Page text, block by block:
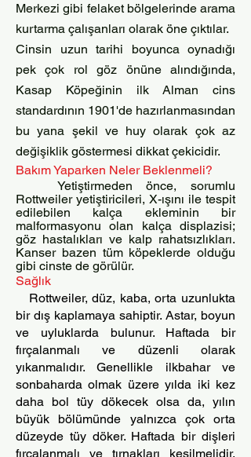
Merkezi gibi felaket bölgelerinde arama
kurtarma çalışanları olarak öne çıktılar.
Cinsin uzun tarihi boyunca oynadığı
pek çok rol göz önüne alındığında,
Kasap Köpeğinin ilk Alman cins
standardının 1901'de hazırlanmasından
bu yana şekil ve huy olarak çok az
değişiklik göstermesi dikkat çekicidir.
Bakım Yaparken Neler Beklenmeli?
Yetiştirmeden önce, sorumlu
Rottweiler yetiştiricileri, X-ışını ile tespit
edilebilen kalça ekleminin bir
malformasyonu olan kalça displazisi;
göz hastalıkları ve kalp rahatsızlıkları.
Kanser bazen tüm köpeklerde olduğu
gibi cinste de görülür.
Sağlık
Rottweiler, düz, kaba, orta uzunlukta
bir dış kaplamaya sahiptir. Astar, boyun
ve uyluklarda bulunur. Haftada bir
fırçalanmalı ve düzenli olarak
yıkanmalıdır. Genellikle ilkbahar ve
sonbaharda olmak üzere yılda iki kez
daha bol tüy dökecek olsa da, yılın
büyük bölümünde yalnızca çok orta
düzeyde tüy döker. Haftada bir dişleri
fırçalanmalı ve tırnakları kesilmelidir.